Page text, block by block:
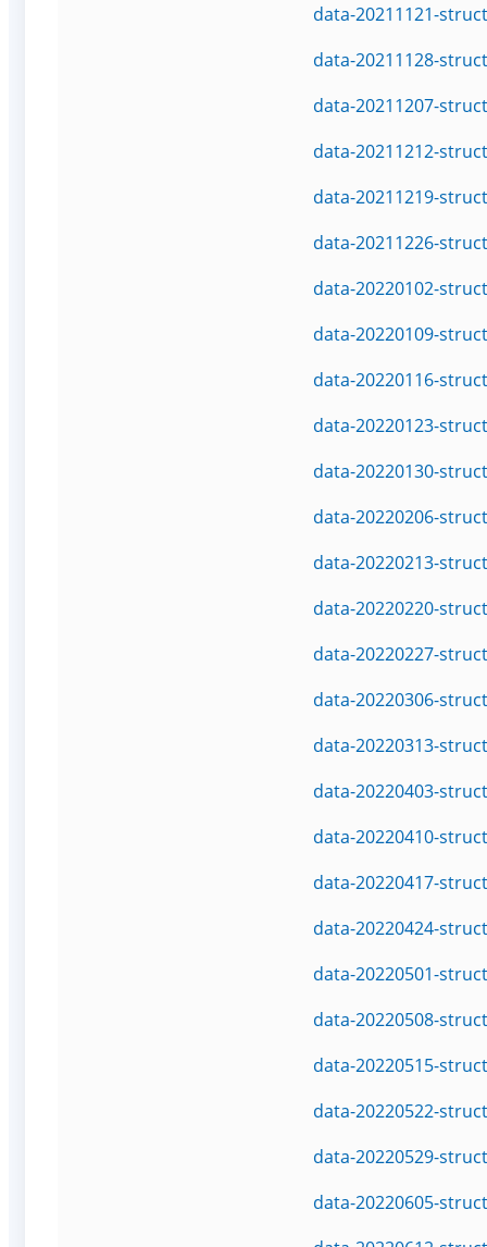
data-20211121-
data-20211128-
data-20211207-
data-20211212-
data-20211219-
data-20211226-
data-20220102-
data-20220109-
data-20220116-
data-20220123-
data-20220130-
data-20220206-
data-20220213-
data-20220220-
data-20220227-
data-20220306-
data-20220313-
data-20220403-
data-20220410-
data-20220417-
data-20220424-
data-20220501-
data-20220508-
data-20220515-
data-20220522-
data-20220529-
data-20220605-